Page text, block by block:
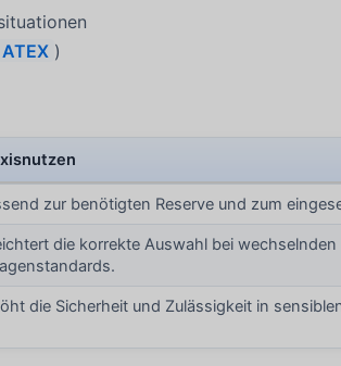
ATEX )
zur benötigten Reserve und zum
die korrekte Auswahl bei
die Sicherheit und Zulässigkeit in